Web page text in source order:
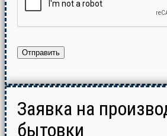
Заявка на
бытовки